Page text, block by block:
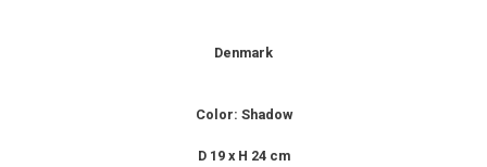
Denmark
Color: Shadow
D 19 x H 24 cm